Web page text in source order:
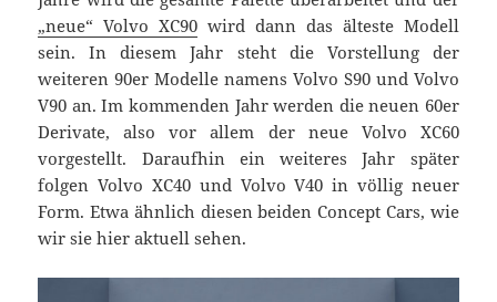
„neue“ Volvo XC90 wird dann das älteste Modell
sein. In diesem Jahr steht die Vorstellung der
weiteren 90er Modelle namens Volvo S90 und Volvo
V90 an. Im kommenden Jahr werden die neuen 60er
Derivate, also vor allem der neue Volvo XC60
vorgestellt. Daraufhin ein weiteres Jahr später
folgen Volvo XC40 und Volvo V40 in völlig neuer
Form. Etwa ähnlich diesen beiden Concept Cars, wie
wir sie hier aktuell sehen.